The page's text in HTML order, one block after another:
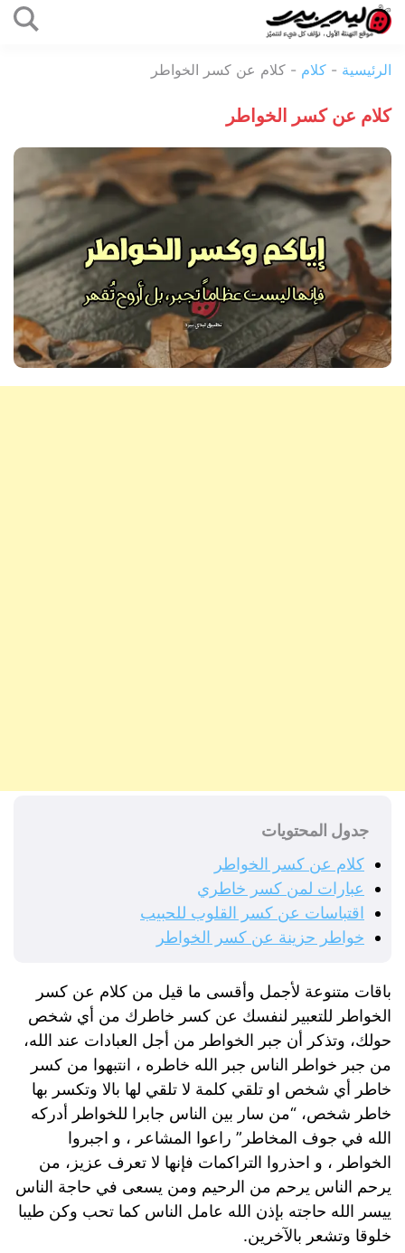
المحتوى
بيرد
الرئيسية - كلام - كلام عن كسر الخواطر
كلام عن كسر الخواطر
جدول المحتويات
كلام عن كسر الخواطر
عبارات لمن كسر خاطري
اقتباسات عن كسر القلوب للحبيب
خواطر حزينة عن كسر الخواطر
باقات متنوعة لأجمل وأقسى ما قيل من كلام عن كسر
الخواطر للتعبير لنفسك عن كسر خاطرك من أي شخص
حولك، وتذكر أن جبر الخواطر من أجل العبادات عند الله،
من جبر خواطر الناس جبر الله خاطره ، انتبهوا من كسر
خاطر أي شخص او تلقي كلمة لا تلقي لها بالا وتكسر بها
خاطر شخص، “من سار بين الناس جابرا للخواطر أدركه
الله في جوف المخاطر” راعوا المشاعر ، و اجبروا
الخواطر ، و احذروا التراكمات فإنها لا تعرف عزيز، من
يرحم الناس يرحم من الرحيم ومن يسعى في حاجة الناس
ييسر الله حاجته بإذن الله عامل الناس كما تحب وكن طيبا
خلوقا وتشعر بالآخرين.